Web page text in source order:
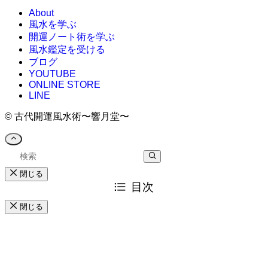
About
風水を学ぶ
開運ノート術を学ぶ
風水鑑定を受ける
ブログ
YOUTUBE
ONLINE STORE
LINE
© 古代開運風水術〜響月堂〜
閉じる
目次
閉じる